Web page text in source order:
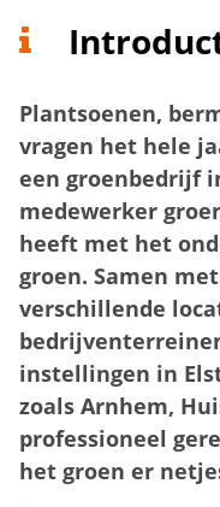
Plantsoenen,
vragen het hele
een groenbedrijf
medewerker
heeft met het
groen. Samen
verschillende
instellingen in
zoals Arnhem,
professioneel
het groen er